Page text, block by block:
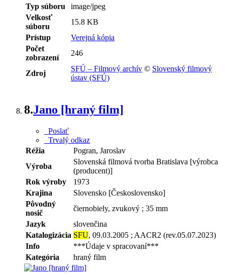
Typ súboru
image/jpeg
Velkosť
súboru
15.8 KB
Prístup
Verejná kópia
Počet
zobrazení
246
Zdroj
SFÚ – Filmový archív © Slovenský filmový
ústav (SFÚ)
8.Jano [hraný film]
Poslať
Trvalý odkaz
Réžia
Pogran, Jaroslav
Výroba
Slovenská filmová tvorba Bratislava [výrobca
(producent)]
Rok výroby
1973
Krajina
Slovensko [Československo]
Pôvodný
nosič
čiernobiely, zvukový ; 35 mm
Jazyk
slovenčina
Katalogizácia SFU, 09.03.2005 ; AACR2 (rev.05.07.2023)
Info
***Údaje v spracovaní***
Kategória
hraný film